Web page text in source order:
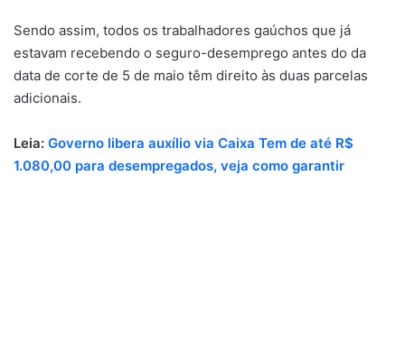
Sendo assim, todos os trabalhadores gaúchos que já
estavam recebendo o seguro-desemprego antes do da
data de corte de 5 de maio têm direito às duas parcelas
adicionais.
Leia: Governo libera auxílio via Caixa Tem de até R$
1.080,00 para desempregados, veja como garantir